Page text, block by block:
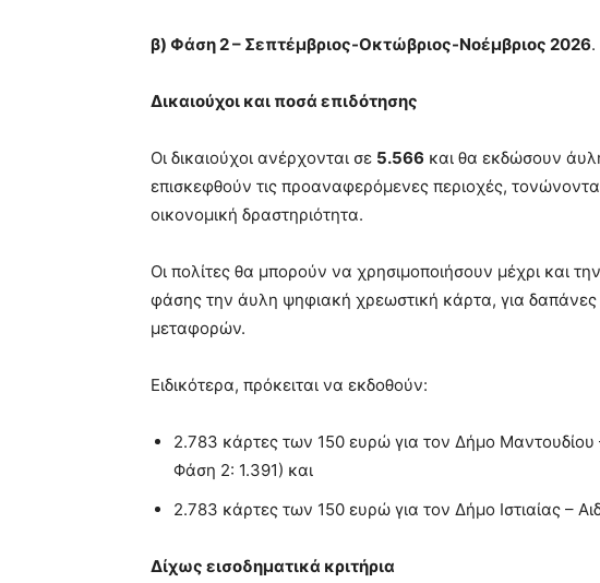
β) Φάση 2 – Σεπτέμβριος-Οκτώβριος-Νοέμβριος 2026.
Δικαιούχοι και ποσά επιδότησης
Οι δικαιούχοι ανέρχονται σε 5.566 και θα εκδώσουν
επισκεφθούν τις προαναφερόμενες περιοχές,
οικονομική δραστηριότητα.
Οι πολίτες θα μπορούν να χρησιμοποιήσουν μέχρι και
φάσης την άυλη ψηφιακή χρεωστική κάρτα, για δαπάνες
μεταφορών.
Ειδικότερα, πρόκειται να εκδοθούν:
2.783 κάρτες των 150 ευρώ για τον Δήμο
Φάση 2: 1.391) και
2.783 κάρτες των 150 ευρώ για τον Δήμο Ιστιαίας –
Δίχως εισοδηματικά κριτήρια